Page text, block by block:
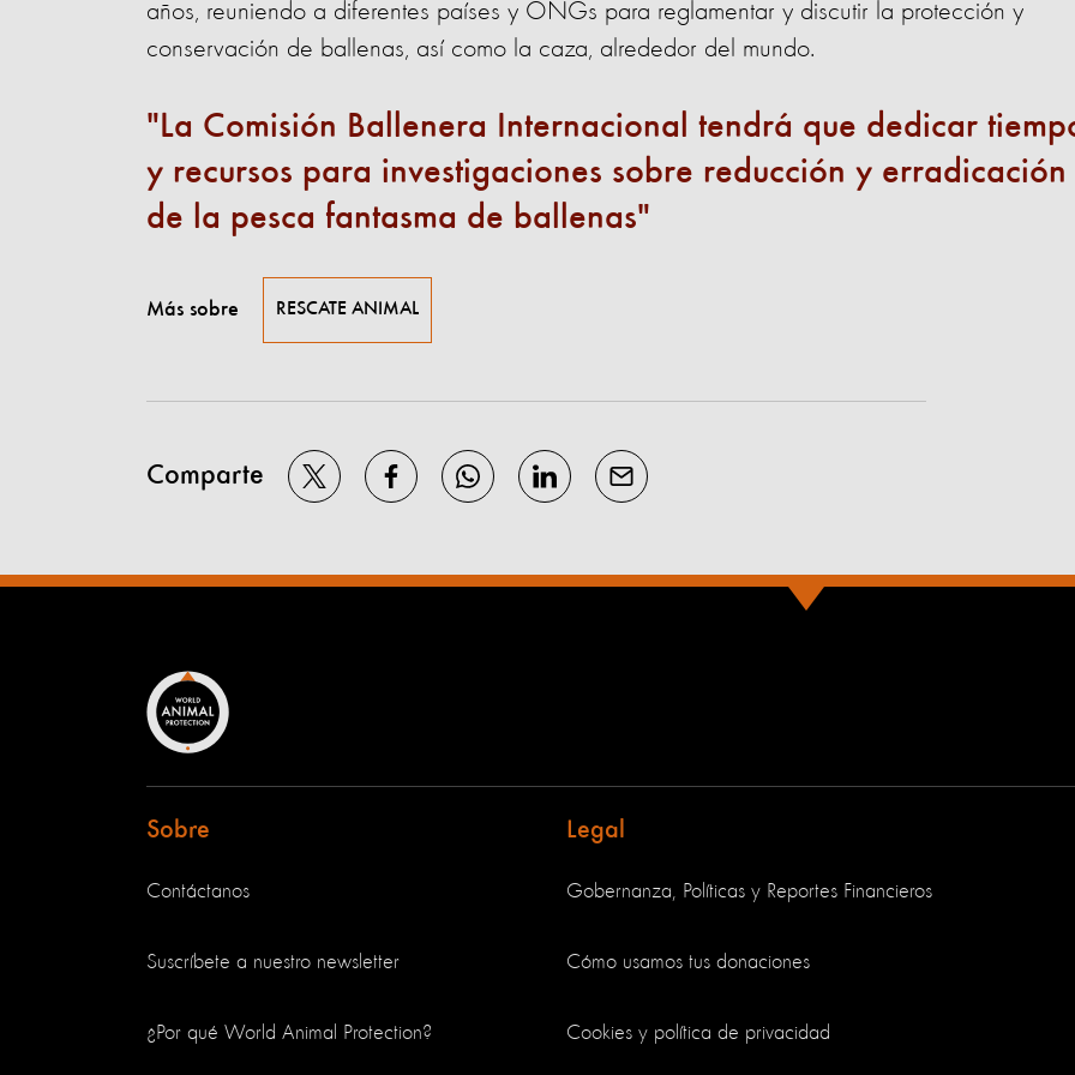
años, reuniendo a diferentes países y ONGs para reglamentar y discutir la protección y
conservación de ballenas, así como la caza, alrededor del mundo.
La Comisión Ballenera Internacional tendrá que dedicar
y recursos para investigaciones sobre reducción y erradicación
de la pesca fantasma de ballenas
Más sobre RESCATE ANIMAL
Comparte
Sobre
Contáctanos
Suscríbete a nuestro newsletter
¿Por qué World Animal Protection?
Legal
Gobernanza, Políticas y Reportes Financieros
Cómo usamos tus donaciones
Cookies y política de privacidad